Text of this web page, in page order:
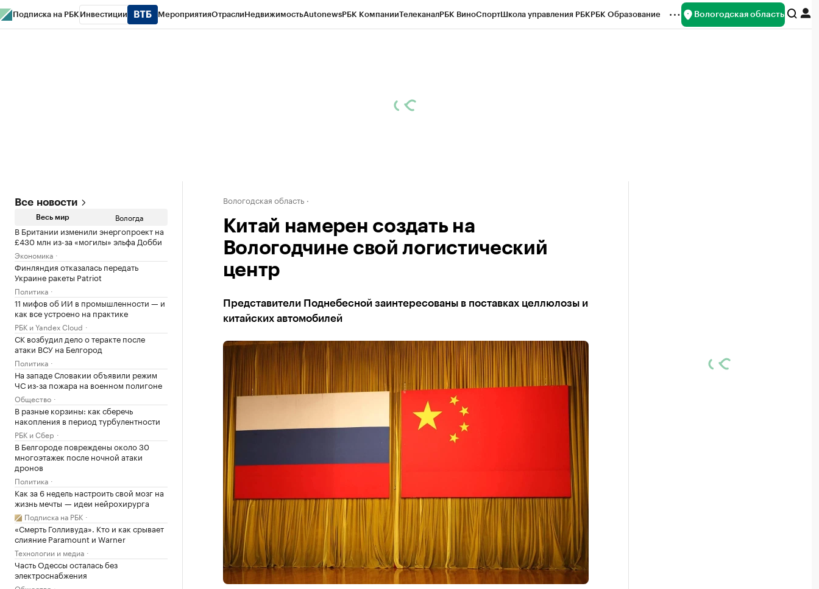
Подписка на РБК Инвестиции МероприятияОтраслиНедвижимостьAutonewsРБК КомпанииТелеканалРБК ВиноСпортШкола управления РБКРБК Образование Вологодская область
Все новости
Весь мир Вологда
В Британии изменили энергопроект на
£430 млн из-за «могилы» эльфа Добби
Экономика
Финляндия отказалась передать
Украине ракеты Patriot
Политика
11 мифов об ИИ в промышленности — и
как все устроено на практике
РБК и Yandex Cloud
СК возбудил дело о теракте после
атаки ВСУ на Белгород
Политика
На западе Словакии объявили режим
ЧС из-за пожара на военном полигоне
Общество
В разные корзины: как сберечь
накопления в период турбулентности
РБК и Сбер
В Белгороде повреждены около 30
многоэтажек после ночной атаки
дронов
Политика
Как за 6 недель настроить свой мозг на
жизнь мечты — идеи нейрохирурга
Подписка на РБК
«Смерть Голливуда». Кто и как срывает
слияние Paramount и Warner
Технологии и медиа
Часть Одессы осталась без
электроснабжения
Вологодская область
Китай намерен создать на
Вологодчине свой логистический
центр
Представители Поднебесной заинтересованы в поставках целлюлозы и
китайских автомобилей